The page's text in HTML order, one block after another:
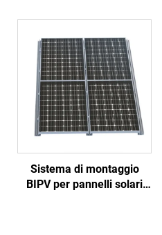
Sistema di montaggio
BIPV per pannelli solari